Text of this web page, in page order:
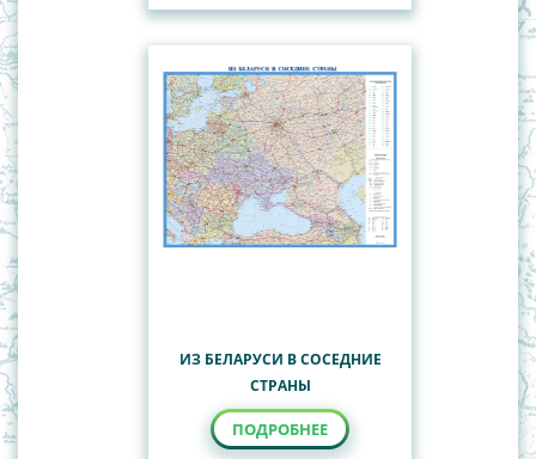
ИЗ БЕЛАРУСИ В СОСЕДНИЕ
СТРАНЫ
ПОДРОБНЕЕ